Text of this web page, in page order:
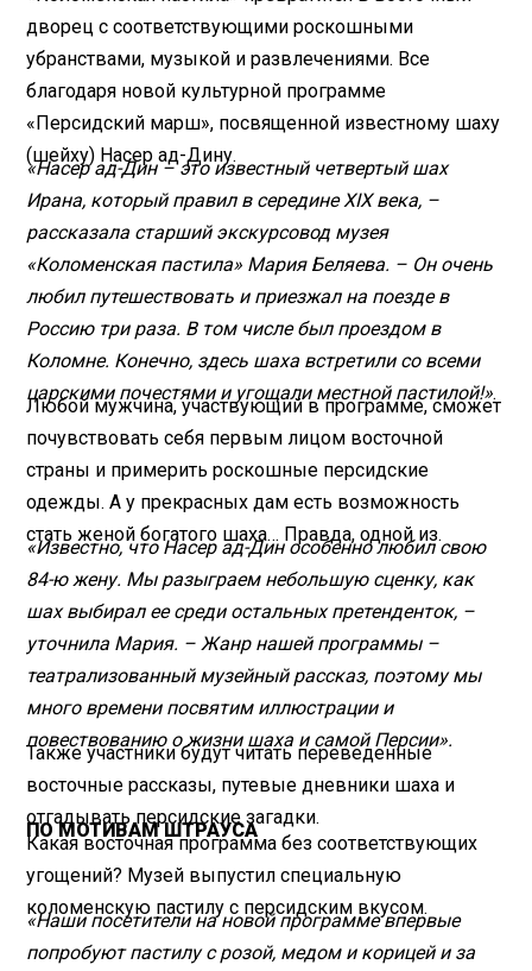
дворец с соответствующими роскошными
убранствами, музыкой и развлечениями. Все
благодаря новой культурной программе
«Персидский марш», посвященной известному шаху
(шейху) Насер ад-Дину.
«Насер ад-Дин – это известный четвертый шах
Ирана, который правил в середине XIX века, –
рассказала старший экскурсовод музея
«Коломенская пастила» Мария Беляева. – Он очень
любил путешествовать и приезжал на поезде в
Россию три раза. В том числе был проездом в
Коломне. Конечно, здесь шаха встретили со всеми
царскими почестями и угощали местной пастилой!».
Любой мужчина, участвующий в программе, сможет
почувствовать себя первым лицом восточной
страны и примерить роскошные персидские
одежды. А у прекрасных дам есть возможность
стать женой богатого шаха… Правда, одной из.
«Известно, что Насер ад-Дин особенно любил свою
84-ю жену. Мы разыграем небольшую сценку, как
шах выбирал ее среди остальных претенденток, –
уточнила Мария. – Жанр нашей программы –
театрализованный музейный рассказ, поэтому мы
много времени посвятим иллюстрации и
повествованию о жизни шаха и самой Персии».
Также участники будут читать переведенные
восточные рассказы, путевые дневники шаха и
отгадывать персидские загадки.
ПО МОТИВАМ ШТРАУСА
Какая восточная программа без соответствующих
угощений? Музей выпустил специальную
коломенскую пастилу с персидским вкусом.
«Наши посетители на новой программе впервые
попробуют пастилу с розой, медом и корицей и за